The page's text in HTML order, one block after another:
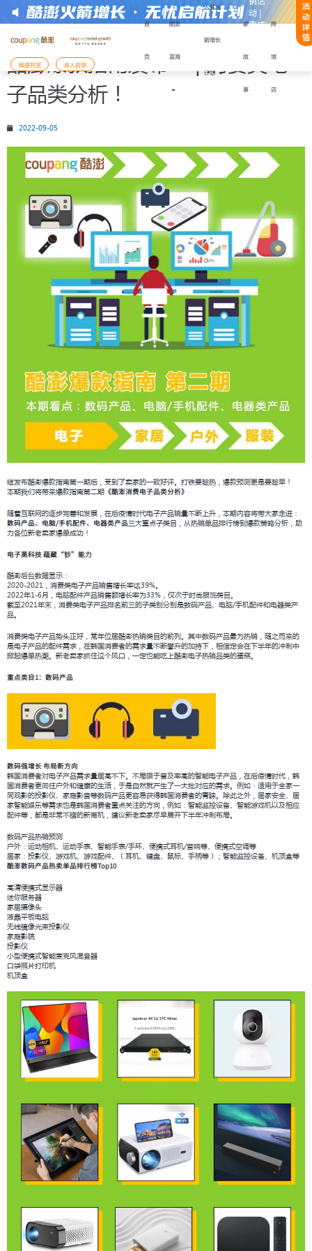
动 |
零成
活
动
详
情
首
页
酷澎
蓝海
入驻火
箭增长
计划
家
故
事
跨
境
店
极速开店 进入咨询
或获取帮助：
模式入驻Coupang酷澎火箭增长计划
以下入驻材料，能更顺利地完成注册与下店：
限公司企业营业执照
身份证件
手机号码及其话费月账单发票
服务商收款账户
服务商签订的协议履行确认书
法定代表人手机号进行账户注册
还未准备好，需要咨询
已经准备好材料，前
您将前往Coupang Corp的网站
酷澎爆款指南发布二 | 消费类电
子品类分析！
2022-09-05
继发布酷澎爆款指南第一期后，受到了卖家的一致好评。打铁要趁热，爆款预测更是要趁早！
本期我们将带来爆款指南第二期 《酷澎消费电子品类分析》
随着互联网的逐步完善和发展，在后疫情时代电子产品销量不断上升，本期内容将带大家走进：
数码产品、电脑/手机配件、电器类产品三大重点子类目，从热销单品排行榜到爆款策略分析，助
力各位新老卖家爆单成功！
电子黑科技 蕴藏“钞”能力
酷澎后台数据显示：
2020-2021，消费类电子产品销售增长率达39%。
2022年1-6月，电脑配件产品销售额增长率为33%，仅次于时尚服饰类目。
截至2021年末，消费类电子产品排名前三的子类别分别是数码产品、电脑/手机配件和电器类产
品。
消费类电子产品势头正好，常年位居酷澎热销类目的前列。其中数码产品最为热销，随之而来的
是电子产品的配件需求，在韩国消费者的需求量不断攀升的加持下，相信定会在下半年的冲刺中
掀起爆单热潮。新老卖家抓住这个风口，一定也能吃上酷澎电子热销品类的蛋糕。
重点类目1：数码产品
数码强增长 布局新方向
韩国消费者对电子产品需求量居高不下。不局限于普及率高的智能电子产品，在后疫情时代，韩
国消费者更向往户外和健康的生活，于是自然就产生了一大批对应的需求。例如：适用于全家一
同观影的投影仪、家庭影音等数码产品更容易获得韩国消费者的青睐。除此之外，居家安全、居
家智能娱乐等需求也是韩国消费者重点关注的方向，例如：智能监控设备、智能游戏机以及相应
配件等，都是非常不错的新商机，建议新老卖家尽早展开下半年冲刺布局。
数码产品热销预测
户外：运动相机、运动手表、智能手表/手环、便携式耳机/音响等、便携式空调等
居家：投影仪、游戏机、游戏配件、（耳机、键盘、鼠标、手柄等）；智能监控设备、机顶盒等
酷澎数码产品热卖单品排行榜Top10
高清便携式显示器
迷你服务器
家居摄像头
液晶平板电脑
无线镜像光束投影仪
家庭影院
投影仪
小型便携式智能麦克风混音器
口袋照片打印机
机顶盒